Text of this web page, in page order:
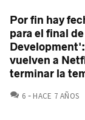
Por fin hay
para el final
vuelven a
terminar la
6 COMENTARIOS
HACE 7 AÑOS